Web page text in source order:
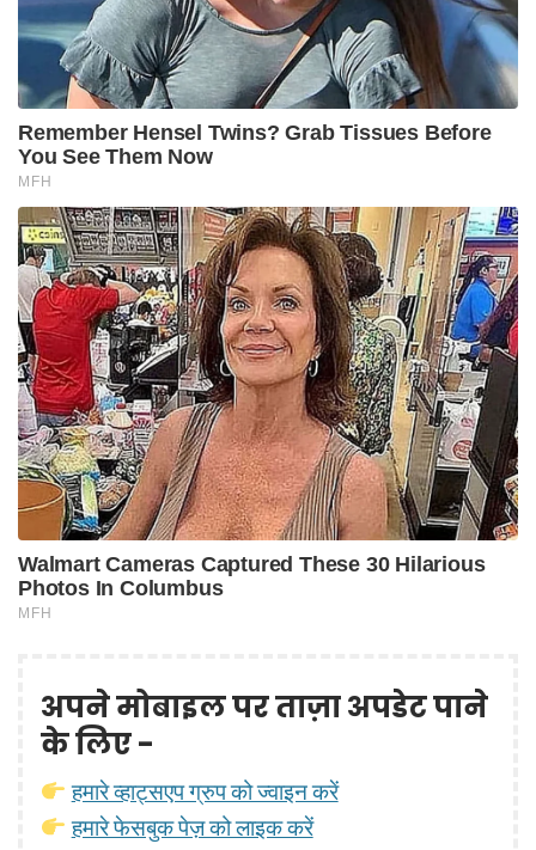
अपने मोबाइल पर ताज़ा अपडेट पाने
के लिए -
हमारे व्हाट्सएप ग्रुप को ज्वाइन करें
हमारे फेसबुक पेज़ को लाइक करें